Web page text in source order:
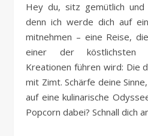
Hey du, sitz gemütlich und mach es dir bequem,
denn ich werde dich auf
mitnehmen – eine Reise,
einer der köstlichsten
Kreationen führen wird: Die
mit Zimt. Schärfe deine
auf eine kulinarische
Popcorn dabei? Schnall dich